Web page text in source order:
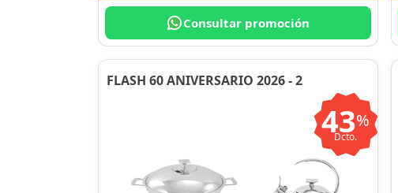
Consultar promoción
FLASH 60 ANIVERSARIO 2026 - 2
43%
Dcto.